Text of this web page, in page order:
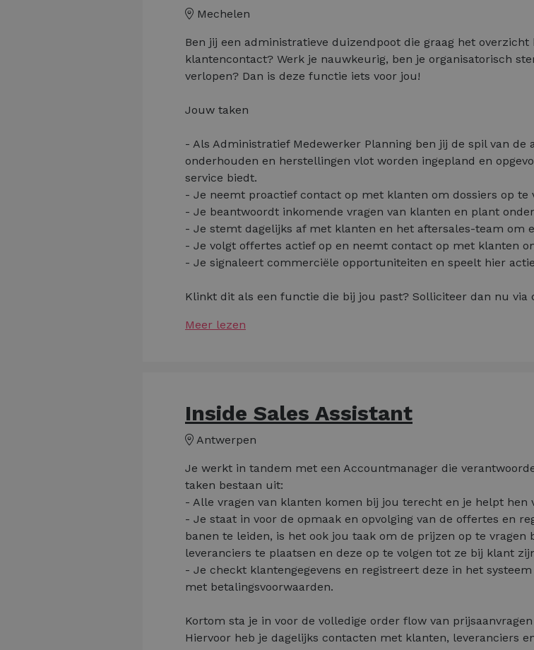
Mechelen
Ben jij een administratieve duizendpoot die graag het
klantencontact? Werk je nauwkeurig, ben je organisatorisch
verlopen? Dan is deze functie iets voor jou!
Jouw taken
- Als Administratief Medewerker Planning ben jij de spil van de
onderhouden en herstellingen vlot worden ingepland en
service biedt.
- Je neemt proactief contact op met klanten om dossiers op te
- Je beantwoordt inkomende vragen van klanten en plant
- Je stemt dagelijks af met klanten en het aftersales-team om
- Je volgt offertes actief op en neemt contact op met klanten
- Je signaleert commerciële opportuniteiten en speelt hier
Klinkt dit als een functie die bij jou past? Solliciteer dan nu via
Meer lezen
Inside Sales Assistant
Antwerpen
Je werkt in tandem met een Accountmanager die
taken bestaan uit:
- Alle vragen van klanten komen bij jou terecht en je helpt hen
- Je staat in voor de opmaak en opvolging van de offertes en
banen te leiden, is het ook jou taak om de prijzen op te vragen
leveranciers te plaatsen en deze op te volgen tot ze bij klant
- Je checkt klantengegevens en registreert deze in het
met betalingsvoorwaarden.
Kortom sta je in voor de volledige order flow van
Hiervoor heb je dagelijks contacten met klanten, leveranciers